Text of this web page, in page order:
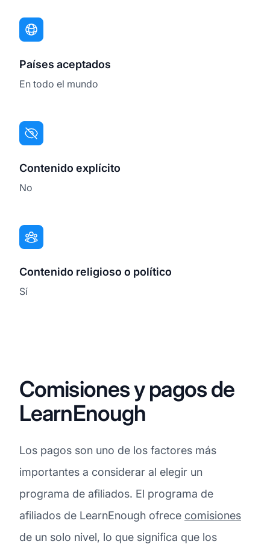
Países aceptados
En todo el mundo
Contenido explícito
No
Contenido religioso o político
Sí
Comisiones y pagos de
LearnEnough
Los pagos son uno de los factores más
importantes a considerar al elegir un
programa de afiliados. El programa de
afiliados de LearnEnough ofrece comisiones
de un solo nivel, lo que significa que los